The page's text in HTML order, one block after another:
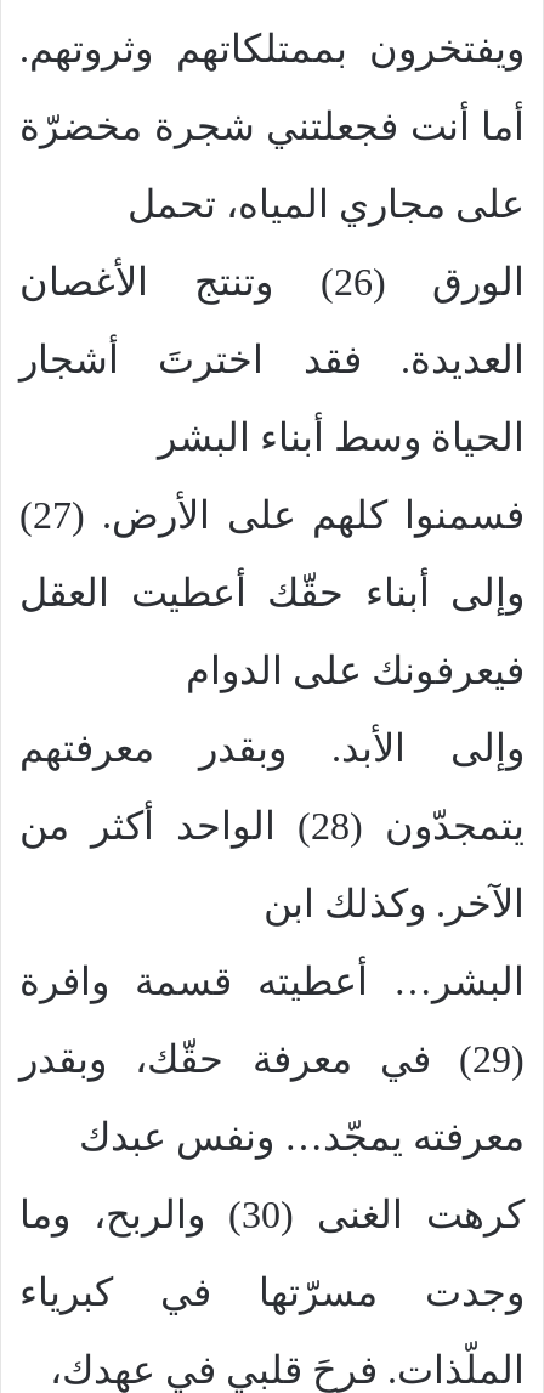
ويفتخرون بممتلكاتهم وثروتهم.
أما أنت فجعلتني شجرة مخضرّة
على مجاري المياه، تحمل
الورق (26) وتنتج الأغصان
العديدة. فقد اخترتَ أشجار
الحياة وسط أبناء البشر
فسمنوا كلهم على الأرض. (27)
وإلى أبناء حقّك أعطيت العقل
فيعرفونك على الدوام
وإلى الأبد. وبقدر معرفتهم
يتمجدّون (28) الواحد أكثر من
الآخر. وكذلك ابن
البشر… أعطيته قسمة وافرة
(29) في معرفة حقّك، وبقدر
معرفته يمجّد… ونفس عبدك
كرهت الغنى (30) والربح، وما
وجدت مسرّتها في كبرياء
الملّذات. فرحَ قلبي في عهدك،